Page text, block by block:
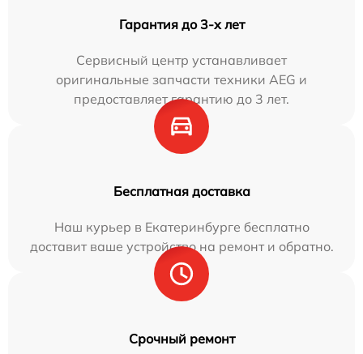
Гарантия до 3-х лет
Сервисный центр устанавливает
оригинальные запчасти техники AEG и
предоставляет гарантию до 3 лет.
Бесплатная доставка
Наш курьер в Екатеринбурге бесплатно
доставит ваше устройство на ремонт и обратно.
Срочный ремонт